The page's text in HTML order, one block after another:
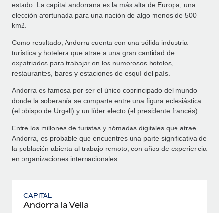
estado. La capital andorrana es la más alta de Europa, una
elección afortunada para una nación de algo menos de 500
km2.
Como resultado, Andorra cuenta con una sólida industria
turística y hotelera que atrae a una gran cantidad de
expatriados para trabajar en los numerosos hoteles,
restaurantes, bares y estaciones de esquí del país.
Andorra es famosa por ser el único coprincipado del mundo
donde la soberanía se comparte entre una figura eclesiástica
(el obispo de Urgell) y un líder electo (el presidente francés).
Entre los millones de turistas y nómadas digitales que atrae
Andorra, es probable que encuentres una parte significativa de
la población abierta al trabajo remoto, con años de experiencia
en organizaciones internacionales.
CAPITAL
Andorra la Vella